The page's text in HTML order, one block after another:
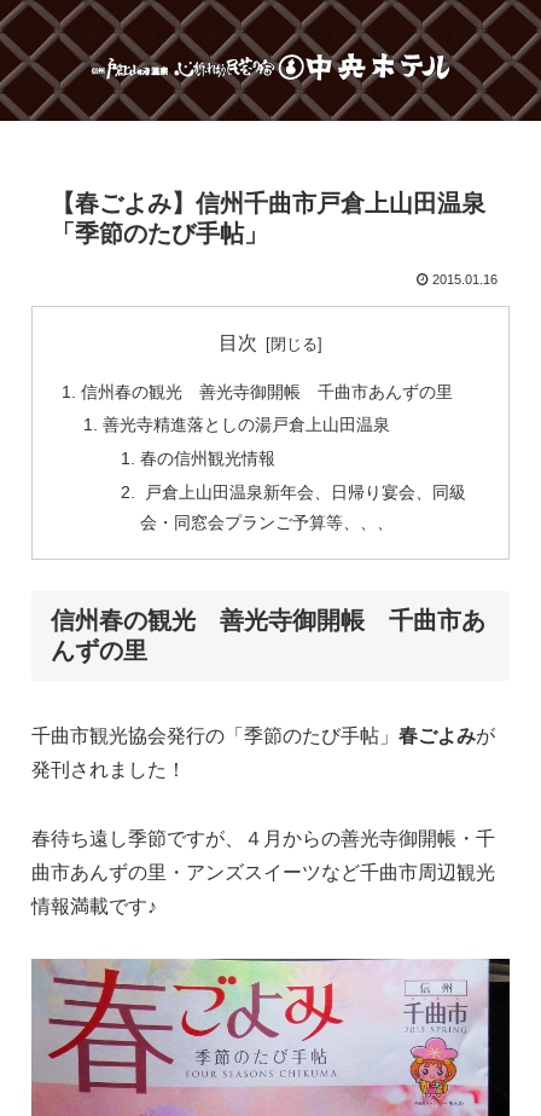
【春ごよみ】信州千曲市戸倉上山田温泉
「季節のたび手帖」
2015.01.16
目次
信州春の観光 善光寺御開帳 千曲市あんずの里
善光寺精進落としの湯戸倉上山田温泉
春の信州観光情報
戸倉上山田温泉新年会、日帰り宴会、同級
会・同窓会プランご予算等、、、
信州春の観光 善光寺御開帳 千曲市あ
んずの里
千曲市観光協会発行の「季節のたび手帖」 春ごよみが
発刊されました！
春待ち遠し季節ですが、４月からの善光寺御開帳・千
曲市あんずの里・アンズスイーツなど千曲市周辺観光
情報満載です♪